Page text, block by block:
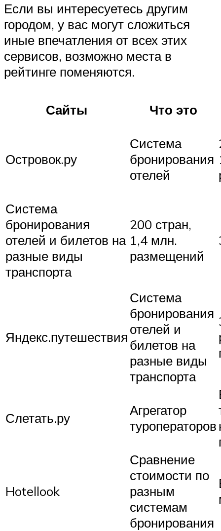
Если вы интересуетесь другим
городом, у вас могут сложиться
иные впечатления от всех этих
сервисов, возможно места в
рейтинге поменяются.
Сайты Что это
Островок.ру
Система
бронирования
отелей
Система
бронирования
отелей и билетов на
разные виды
транспорта
200 стран,
1,4 млн.
размещений
Яндекс.путешествия
Система
бронирования
отелей и
билетов на
разные виды
транспорта
Слетать.ру
Агрегатор
туроператоров
Hotellook
Сравнение
стоимости по
разным
системам
бронирования